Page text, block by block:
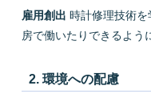
雇用創出 時計修理技術
房で働いたりできるよう
2. 環境への配慮